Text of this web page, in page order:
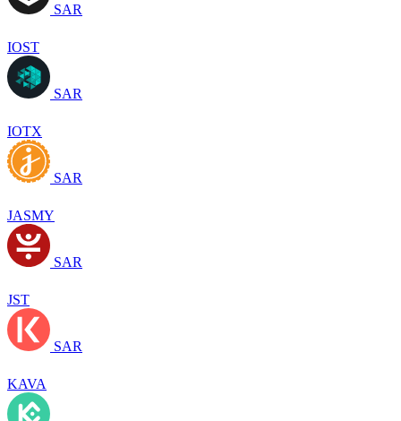
SAR
IOST
SAR
IOTX
SAR
JASMY
SAR
JST
SAR
KAVA